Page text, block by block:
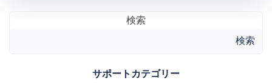
検索
検索
サポートカテゴリー